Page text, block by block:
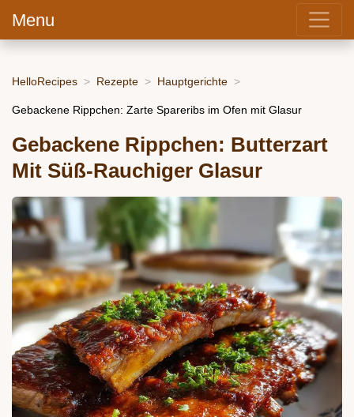
Menu
HelloRecipes Rezepte Hauptgerichte
Gebackene Rippchen: Zarte Spareribs im Ofen mit Glasur
Gebackene Rippchen: Butterzart
Mit Süß-Rauchiger Glasur